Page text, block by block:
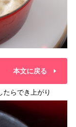
本文に戻る
たらでき上がり